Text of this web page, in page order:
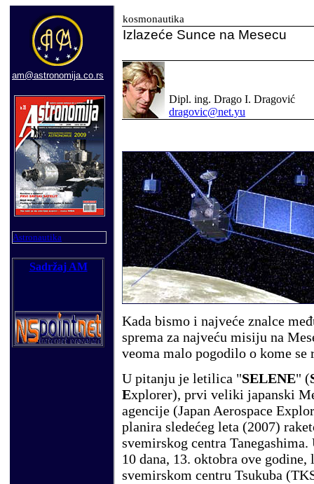
am@astronomija.co.rs
Astronautika
Sadržaj AM
kosmonautika
Izlazeće Sunce na Mesecu
Dipl. ing. Drago I. Dragović
dragovic@net.yu
Kada bismo i najveće znalce
sprema za najveću misiju na
veoma malo pogodilo o kome
U pitanju je letilica "SELENE" (
Explorer), prvi veliki japanski
agencije (Japan Aerospace
planira sledećeg leta (2007)
svemirskog centra
10 dana, 13. oktobra ove
svemirskom centru Tsukuba